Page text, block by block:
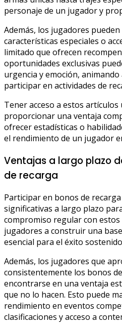
personaje de un jugador y
Además, los jugadores
características especiales o
limitado que ofrecen
oportunidades exclusivas
urgencia y emoción,
participar en actividades de
Tener acceso a estos
proporcionar una ventaja
ofrecer estadísticas o
el rendimiento de un jugador
Ventajas a largo plazo
de recarga
Participar en bonos de
significativas a largo plazo
compromiso regular con estos
jugadores a construir una
esencial para el éxito
Además, los jugadores que
consistentemente los bonos
encontrarse en una ventaja
que no lo hacen. Esto puede
rendimiento en eventos
clasificaciones y acceso a